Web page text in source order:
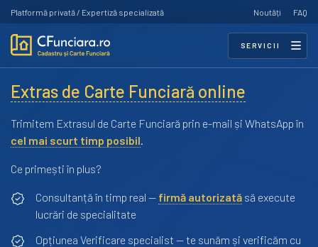
Platformă privată / Expertiză specializată Noutăți FAQ
SERVICII
Extras de Carte Funciară online
Trimitem Extrasul de Carte Funciară prin e-mail și WhatsApp în
cel mai scurt timp posibil.
Ce primești în plus?
Consultanță în timp real — firmă autorizată să execute
lucrări de specialitate
Opțiunea Verificare specialist — te sunăm și verificăm cu